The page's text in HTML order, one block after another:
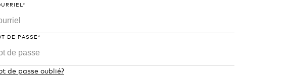
DE PASSE*
de passe oublié?